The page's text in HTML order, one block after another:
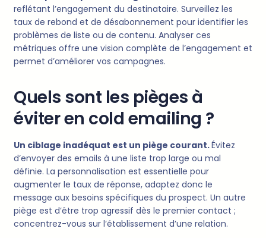
reflétant l’engagement du destinataire. Surveillez les
taux de rebond et de désabonnement pour identifier les
problèmes de liste ou de contenu. Analyser ces
métriques offre une vision complète de l’engagement et
permet d’améliorer vos campagnes.
Quels sont les pièges à
éviter en cold emailing ?
Un ciblage inadéquat est un piège courant.Évitez
d’envoyer des emails à une liste trop large ou mal
définie. La personnalisation est essentielle pour
augmenter le taux de réponse, adaptez donc le
message aux besoins spécifiques du prospect. Un autre
piège est d’être trop agressif dès le premier contact ;
concentrez-vous sur l’établissement d’une relation.